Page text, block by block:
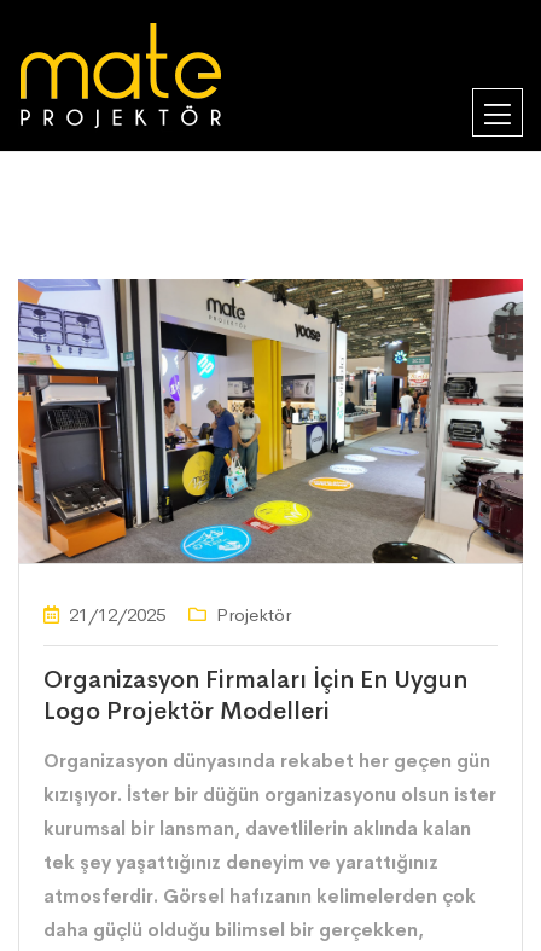
21/12/2025 Projektör
Organizasyon Firmaları İçin En Uygun
Logo Projektör Modelleri
Organizasyon dünyasında rekabet her geçen gün
kızışıyor. İster bir düğün organizasyonu olsun ister
kurumsal bir lansman, davetlilerin aklında kalan
tek şey yaşattığınız deneyim ve yarattığınız
atmosferdir. Görsel hafızanın kelimelerden çok
daha güçlü olduğu bilimsel bir gerçekken,